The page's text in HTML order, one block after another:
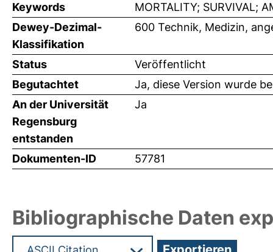
Keywords
MORTALITY; SURVIVAL;
Dewey-Dezimal-
Klassifikation
600 Technik, Medizin,
Status
Veröffentlicht
Begutachtet
Ja, diese Version wurde
An der Universität
Regensburg
entstanden
Ja
Dokumenten-ID 57781
Bibliographische Daten